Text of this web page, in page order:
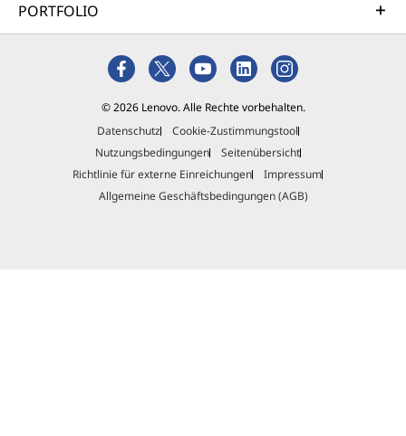
PORTFOLIO
© 2026 Lenovo. Alle Rechte vorbehalten.
Datenschutz
Cookie-Zustimmungstool
Nutzungsbedingungen
Seitenübersicht
Richtlinie für externe Einreichungen
Impressum
Allgemeine Geschäftsbedingungen (AGB)